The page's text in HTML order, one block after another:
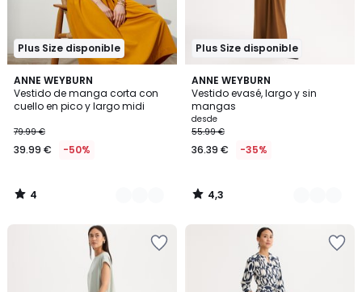
Plus Size disponible
ANNE WEYBURN
Vestido de manga corta con
cuello en pico y largo midi
79.99 €
39.99 € -50%
4
/
5
2
Colores
4
/
Plus Size disponible
ANNE WEYBURN
Vestido evasé, largo y sin
mangas
desde
55.99 €
36.39 € -35%
4,3
/ 5
2
Colores
4,3
/